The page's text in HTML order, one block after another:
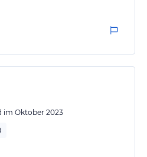
im Oktober 2023